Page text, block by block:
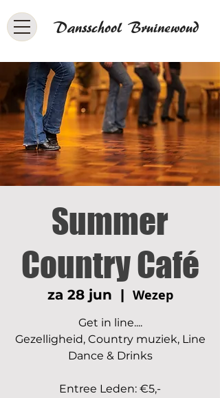
Dansschool Bruinewoud
Summer
Country Café
za 28 jun
  |
Wezep
Get in line....
Gezelligheid, Country muziek, Line
Dance & Drinks
Entree Leden: €5,-